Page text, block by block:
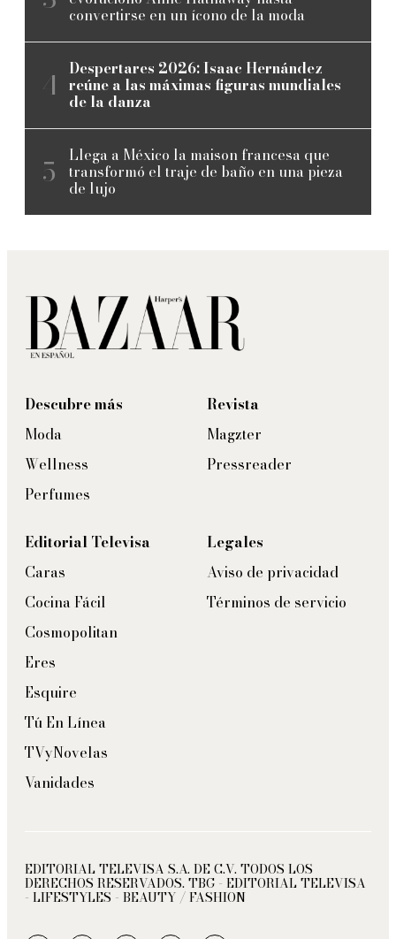
convertirse en un ícono de la moda
Despertares 2026: Isaac Hernández
reúne a las máximas figuras mundiales
de la danza
Llega a México la maison francesa que
transformó el traje de baño en una pieza
de lujo
Descubre más
Moda
Wellness
Perfumes
Revista
Magzter
Pressreader
Editorial Televisa
Caras
Cocina Fácil
Cosmopolitan
Eres
Esquire
Tú En Línea
TVyNovelas
Vanidades
Legales
Aviso de privacidad
Términos de servicio
EDITORIAL TELEVISA S.A. DE C.V. TODOS LOS
DERECHOS RESERVADOS. TBG - EDITORIAL TELEVISA
- LIFESTYLES - BEAUTY / FASHION